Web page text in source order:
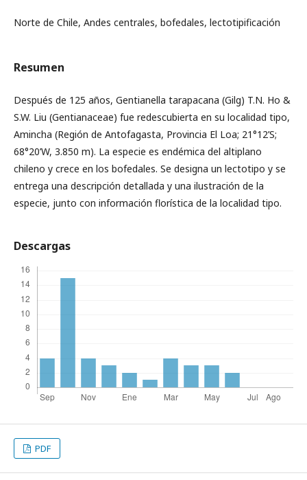
Norte de Chile, Andes centrales, bofedales, lectotipificación
Resumen
Después de 125 años, Gentianella tarapacana (Gilg) T.N. Ho &
S.W. Liu (Gentianaceae) fue redescubierta en su localidad tipo,
Amincha (Región de Antofagasta, Provincia El Loa; 21°12’S;
68°20’W, 3.850 m). La especie es endémica del altiplano
chileno y crece en los bofedales. Se designa un lectotipo y se
entrega una descripción detallada y una ilustración de la
especie, junto con información florística de la localidad tipo.
Descargas
PDF